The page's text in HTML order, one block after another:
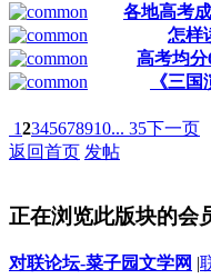
各地高考
怎样
高考均
《三
12345678910... 35下一页
返回首页 发帖
正在浏览此版块的会
对联论坛-菜子园文学网 |